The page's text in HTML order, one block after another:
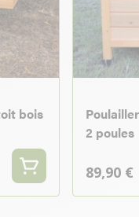
bois
2 poules
89,90 €